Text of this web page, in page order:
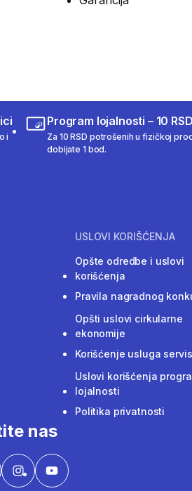
i
Program lojalnosti – 10
Za 10 RSD potrošenih u fizičkoj
dobijate 1 bod.
USLOVI KORIŠĆENJA
Opšte odredbe i uslovi
korišćenja
Pravila nagradnog
Opšti uslovi cirkularne
ekonomije
Korišćenje usluga
Uslovi korišćenja
lojalnosti
Politika privatnosti
nas